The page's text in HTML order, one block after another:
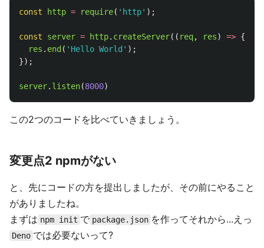
const http = require( ' http' );
const server = http. createServer(( req, res) => {
res . end ( ' Hello World ' );
});
server. listen(8000)
この2つのコードを比べていきましょう。
変更点2 npmがない
と、先にコードの方を提出しましたが、その前にやること
がありましたね。
まずは npm init で package.json を作ってそれから...えっ
Deno では必要ないって?